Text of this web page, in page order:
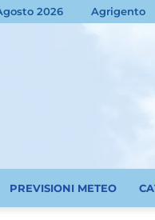
2026 Agrigento
PREVISIONI METEO